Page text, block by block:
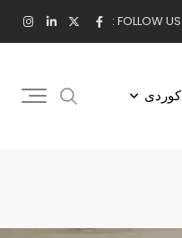
FOLLOW US :
کوردی